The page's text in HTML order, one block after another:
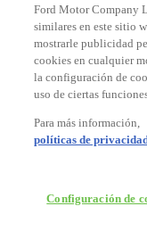
Ford Motor Company
similares en este sitio
mostrarle publicidad
cookies en cualquier
la configuración de
uso de ciertas
Para más información,
políticas de
Configuración de